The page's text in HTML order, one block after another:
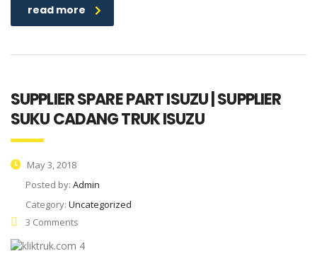
read more
SUPPLIER SPARE PART ISUZU | SUPPLIER
SUKU CADANG TRUK ISUZU
May 3, 2018
Posted by: Admin
Category: Uncategorized
3 Comments